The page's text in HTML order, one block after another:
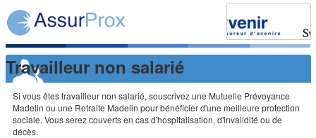
Travailleur non salarié
Si vous êtes travailleur non salarié, souscrivez une Mutuelle Prévoyance
Madelin ou une Retraite Madelin pour bénéficier d'une meilleure protection
sociale. Vous serez couverts en cas d'hospitalisation, d'invalidité ou de
décès.